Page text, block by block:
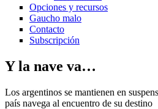
Opciones y recursos
Gaucho malo
Contacto
Subscripción
Y la nave va…
Los argentinos se mantienen en
país navega al encuentro de su destino